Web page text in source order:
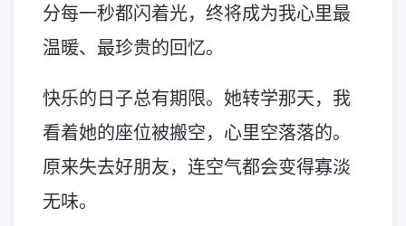
分每一秒都闪着光，终将成为我心里最
温暖、最珍贵的回忆。
快乐的日子总有期限。她转学那天，我
看着她的座位被搬空，心里空落落的。
原来失去好朋友，连空气都会变得寡淡
无味。